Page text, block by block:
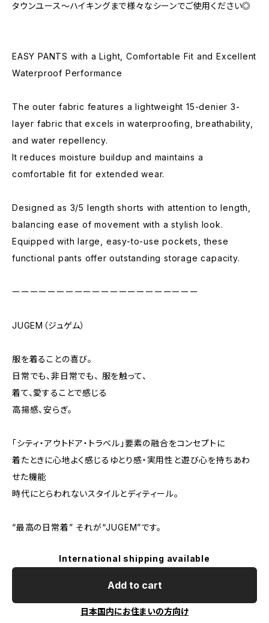
タウンユース〜ハイキングまで様々なシーンでご使用ください◎
EASY PANTS with a Light, Comfortable Fit and Excellent
Waterproof Performance
The outer fabric features a lightweight 15-denier 3-
layer fabric that excels in waterproofing, breathability,
and water repellency.
It reduces moisture buildup and maintains a
comfortable fit for extended wear.
Designed as 3/5 length shorts with attention to length,
balancing ease of movement with a stylish look.
Equipped with large, easy-to-use pockets, these
functional pants offer outstanding storage capacity.
ーーーーーーーーーーーーーーーーーーーーー
JUGEM（ジュゲム）
服を着ることの喜び。
日常でも、非日常でも、 服を触って、
着て、愛することで感じる
高揚感、安らぎ。
「シティ・アウトドア・トラベル」要素の融合をコンセプトに
着たときに心地よく感じるゆとり感・実用性と遊び心を持ちあわ
せた機能
時代にとらわれないスタイルとディティール。
“最高の日常着” それが“JUGEM”です。
International shipping available
Add to cart
日本国内にお住まいの方向け